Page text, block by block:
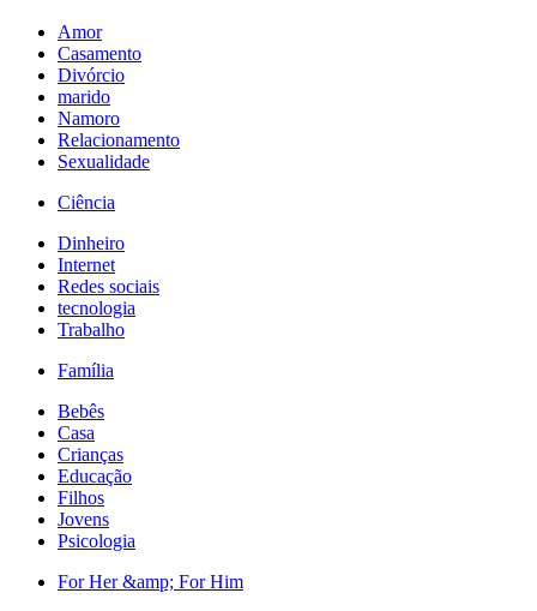
Amor
Casamento
Divórcio
marido
Namoro
Relacionamento
Sexualidade
Ciência
Dinheiro
Internet
Redes sociais
tecnologia
Trabalho
Família
Bebês
Casa
Crianças
Educação
Filhos
Jovens
Psicologia
For Her &amp; For Him